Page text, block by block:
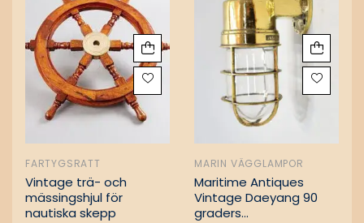
FARTYGSRATT
Vintage trä- och
mässingshjul för
nautiska skepp
MARIN VÄGGLAMPOR
Maritime Antiques
Vintage Daeyang 90
graders